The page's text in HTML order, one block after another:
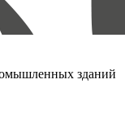
зданий